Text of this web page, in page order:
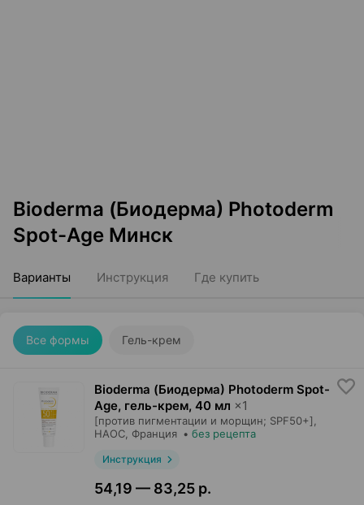
Bioderma (Биодерма) Photoderm
Spot-Age Минск
Варианты Инструкция Где купить
Все формы Гель-крем
Bioderma (Биодерма) Photoderm Spot-
Age, гель-крем, 40 мл ×1
[против пигментации и морщин; SPF50+],
НАОС , Франция • без рецепта
Инструкция
54,19 — 83,25 р.